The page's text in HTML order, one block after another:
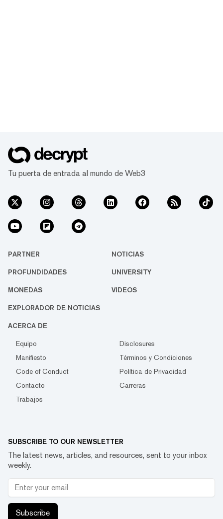
Tu puerta de entrada al mundo de Web3
PARTNER NOTICIAS
PROFUNDIDADES UNIVERSITY
MONEDAS VIDEOS
EXPLORADOR DE NOTICIAS
ACERCA DE
Equipo
Disclosures
Manifiesto
Términos y Condiciones
Code of Conduct
Política de Privacidad
Contacto
Carreras
Trabajos
SUBSCRIBE TO OUR NEWSLETTER
The latest news, articles, and resources, sent to your inbox
weekly.
Subscribe